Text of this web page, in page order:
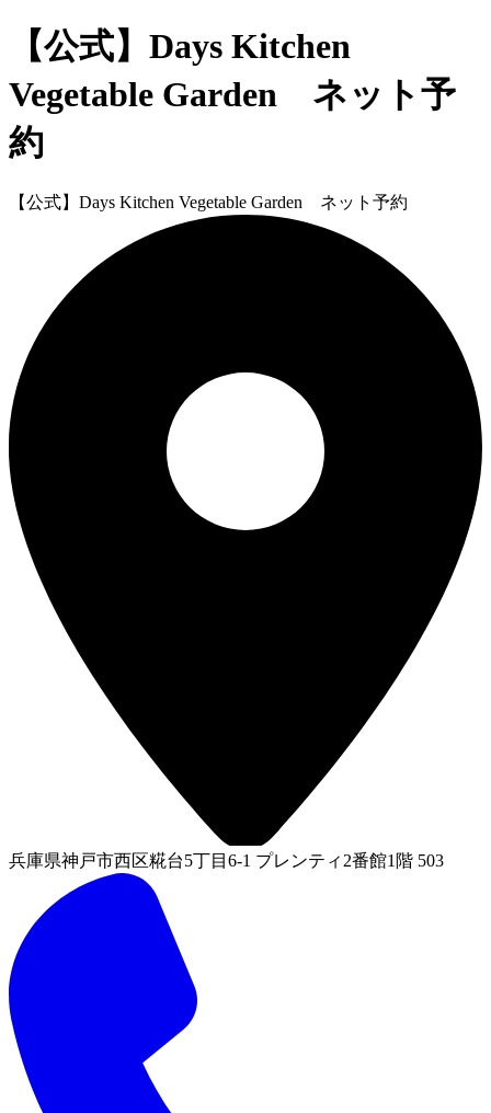
【公式】Days Kitchen
Vegetable Garden ネット予
約
【公式】Days Kitchen Vegetable Garden ネット予約
兵庫県神戸市西区糀台5丁目6-1 プレンティ2番館1階 503